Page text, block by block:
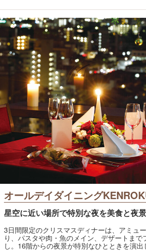
オールデイダイニング
星空に近い場所で特別な夜を美食と夜
3日間限定のクリスマスディナーは、アミュ
り、パスタや肉・魚のメイン、デザートまで
し。16階からの夜景が特別なひとときを演出